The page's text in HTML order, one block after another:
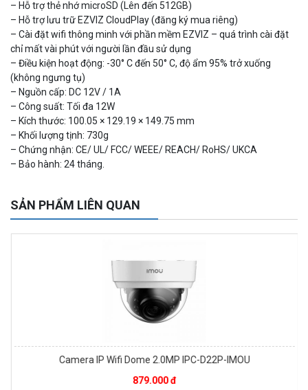
– Hỗ trợ thẻ nhớ microSD (Lên đến 512GB)
– Hỗ trợ lưu trữ EZVIZ CloudPlay (đăng ký mua riêng)
– Cài đặt wifi thông minh với phần mềm EZVIZ – quá trình cài đặt
chỉ mất vài phút với người lần đầu sử dụng
– Điều kiện hoạt động: -30° C đến 50° C, độ ẩm 95% trở xuống
(không ngưng tụ)
– Nguồn cấp: DC 12V / 1A
– Công suất: Tối đa 12W
– Kích thước: 100.05 × 129.19 × 149.75 mm
– Khối lượng tịnh: 730g
– Chứng nhận: CE/ UL/ FCC/ WEEE/ REACH/ RoHS/ UKCA
– Bảo hành: 24 tháng.
SẢN PHẨM LIÊN QUAN
Camera IP Wifi Dome 2.0MP IPC-D22P-IMOU
879.000 đ
Camera WiFi EZVIZ H8C 2K 4MP tích hợp Ai thông minh
Camera WiFi quay quét ngoài trời EZVIZ H8 Pro 3K